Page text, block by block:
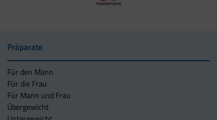
Präparate
Für den Mann
Für die Frau
Für Mann und Frau
Übergewicht